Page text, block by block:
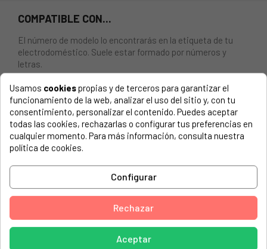
COMPATIBLE CON...
El número de modelo lo encontrarás en la etiqueta de tu
electrodoméstico. Suele estar formado por números y
letras.
CONJUNTO FILTRO ORIGINAL BOMBA ARISTON, INDESIT,
SOLARA
ARISTON, A 1234 (UK) 869990235730
ARISTON, A 1324 (UK) 869990280680
ARISTON, A 1435 S (UK) 869990235750
Usamos cookiespropias y de terceros para garantizar el
funcionamiento de la web, analizar el uso del sitio y, con tu
consentimiento, personalizar el contenido. Puedes aceptar
todas las cookies, rechazarlas o configurar tus preferencias en
cualquier momento. Para más información, consulta nuestra
política de cookies.
Configurar
Rechazar
Aceptar